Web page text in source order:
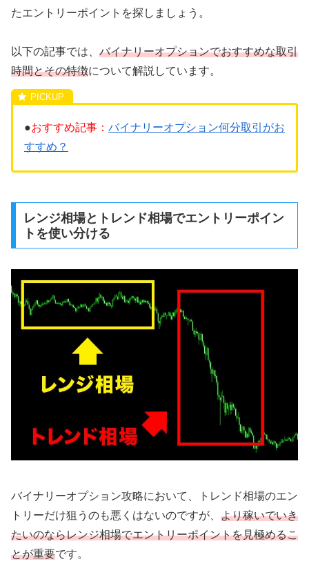
たエントリーポイントを探しましょう。
以下の記事では、 バイナリーオプションでおすすめな取引
時間とその特徴について解説しています。
●おすすめ記事： バイナリーオプション何分取引がお
すすめ？
レンジ相場とトレンド相場でエントリーポイン
トを使い分ける
バイナリーオプション攻略において、トレンド相場のエン
トリーだけ狙うのも悪くはないのですが、 より稼いでいき
たいのならレンジ相場でエントリーポイントを見極めるこ
とが重要です。